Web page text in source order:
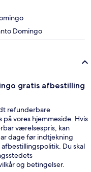
Domingo
gratis afbestilling
refunderbare
vores hjemmeside. Hvis
værelsespris, kan
dage før indtjekning
Du skal
og betingelser.